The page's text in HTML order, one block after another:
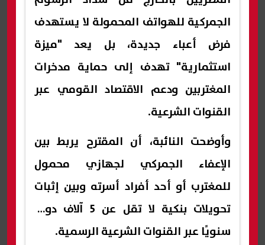
الجمركية للهواتف المحمولة لا يستهدف
فرض أعباء جديدة، بل يعد "ميزة
استثمارية" تهدف إلى حماية مدخرات
المغتربين ودعم الاقتصاد القومي عبر
القنوات الشرعية.
وأوضحت النائبة، أن المقترح يربط بين
الإعفاء الجمركي لجهازي محمول
للمغترب أو أحد أفراد أسرته وبين إثبات
تحويلات بنكية لا تقل عن 5 آلاف دولار
سنويًا عبر القنوات الشرعية الرسمية.